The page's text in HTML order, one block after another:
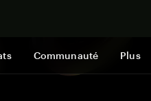
Communauté Plus